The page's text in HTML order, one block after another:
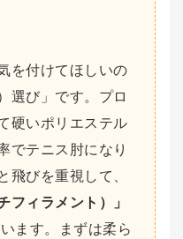
を付けてほしいの
選び」です。プロ
硬いポリエステル
でテニス肘になり
飛びを重視して、
フィラメント）」
ます。まずは柔ら